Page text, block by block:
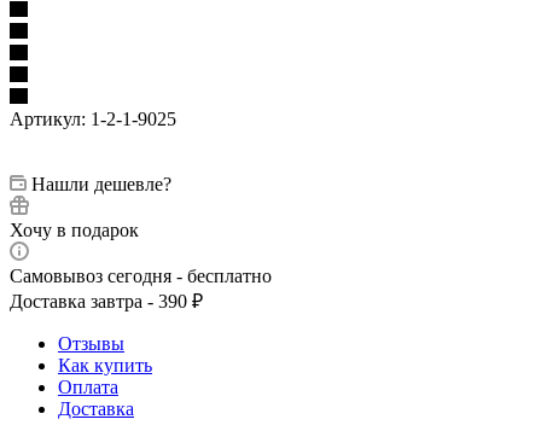
Артикул: 1-2-1-9025
Нашли дешевле?
Хочу в подарок
Самовывоз сегодня - бесплатно
Доставка завтра - 390 ₽
Отзывы
Как купить
Оплата
Доставка